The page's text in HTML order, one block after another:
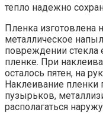
тепло надежно
Пленка изготовлена
металлическое
повреждении стекла
пленке. При
осталось пятен, на
Наклеивание пленки
пузырьков,
располагаться